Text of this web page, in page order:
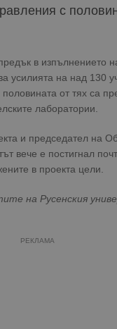
с
в изпълнението
усилията на над 130
от тях са
лаборатории.
и председател на
вече е постигнал
в проекта цели.
на Русенския
РЕКЛАМА